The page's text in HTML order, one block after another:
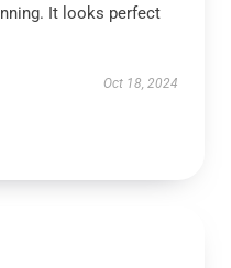
It looks perfect
Oct 18, 2024